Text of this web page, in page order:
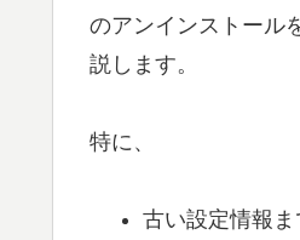
のアンインストール
説します。
特に、
古い設定情報